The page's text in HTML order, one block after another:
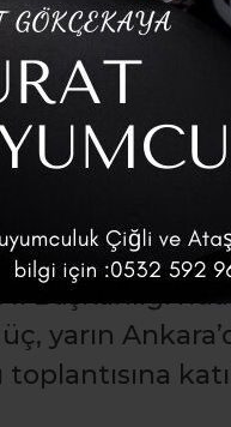
Dikkat Çeken Çıkış
son
iddialara
yarın